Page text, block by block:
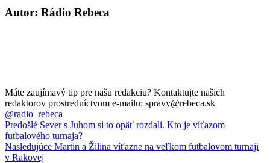
Autor: Rádio Rebeca
Máte zaujímavý tip pre našu redakciu? Kontaktujte našich
redaktorov prostredníctvom e-mailu: spravy@rebeca.sk
@radio_rebeca
Predošlé Sever s Juhom si to opäť rozdali. Kto je víťazom
futbalového turnaja?
Nasledujúce Martin a Žilina víťazne na veľkom futbalovom turnaji
v Rakovej